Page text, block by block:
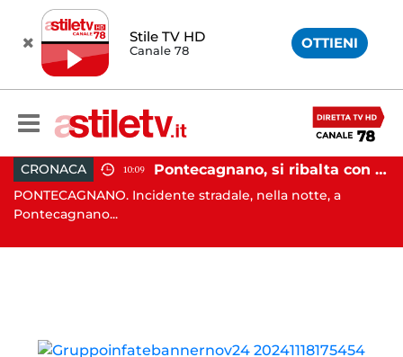
Stile TV HD
Canale 78 OTTIENI
CRONACA 10:09 Pontecagnano, si ribalta con l'auto alla rotatoria: giovane ferito
PONTECAGNANO. Incidente stradale, nella notte, a
Pontecagnano...